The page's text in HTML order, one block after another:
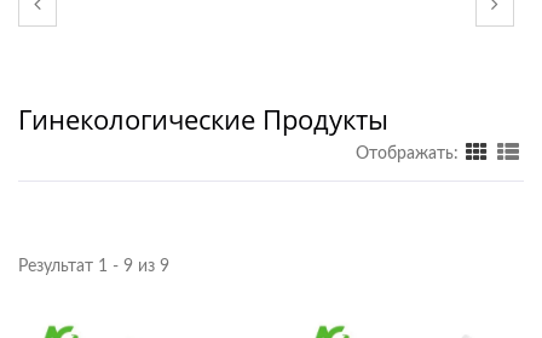
Гинекологические Продукты
Отображать:
Результат 1 - 9 из 9